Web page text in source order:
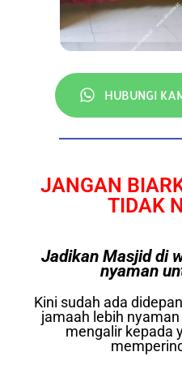
HUBUNGI
JANGAN
TIDAK
Jadikan Masjid di
nyaman
Kini sudah ada
jamaah lebih
mengalir kepada